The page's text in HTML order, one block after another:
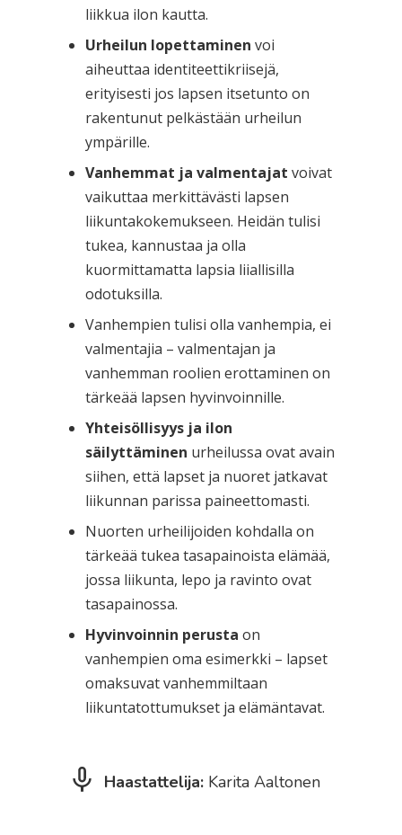
liikkua ilon kautta.
Urheilun lopettaminen voi
aiheuttaa identiteettikriisejä,
erityisesti jos lapsen itsetunto on
rakentunut pelkästään urheilun
ympärille.
Vanhemmat ja valmentajat voivat
vaikuttaa merkittävästi lapsen
liikuntakokemukseen. Heidän tulisi
tukea, kannustaa ja olla
kuormittamatta lapsia liiallisilla
odotuksilla.
Vanhempien tulisi olla vanhempia, ei
valmentajia – valmentajan ja
vanhemman roolien erottaminen on
tärkeää lapsen hyvinvoinnille.
Yhteisöllisyys ja ilon
säilyttäminen urheilussa ovat avain
siihen, että lapset ja nuoret jatkavat
liikunnan parissa paineettomasti.
Nuorten urheilijoiden kohdalla on
tärkeää tukea tasapainoista elämää,
jossa liikunta, lepo ja ravinto ovat
tasapainossa.
Hyvinvoinnin perusta on
vanhempien oma esimerkki – lapset
omaksuvat vanhemmiltaan
liikuntatottumukset ja elämäntavat.
Haastattelija: Karita Aaltonen